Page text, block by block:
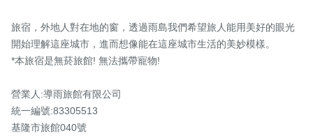
旅宿，外地人對在地的窗，透過雨島我們希望旅人能用美好的眼光
開始理解這座城市，進而想像能在這座城市生活的美妙模樣。
*本旅宿是無菸旅館! 無法攜帶寵物!
營業人:導雨旅館有限公司
統一編號:83305513
基隆市旅館040號